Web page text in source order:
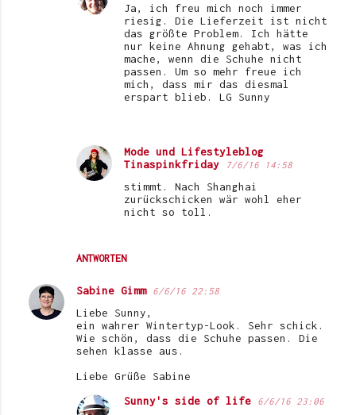
ANTWORTEN
Ja, ich freu mich noch immer
riesig. Die Lieferzeit ist nicht
das größte Problem. Ich hätte
nur keine Ahnung gehabt, was ich
mache, wenn die Schuhe nicht
passen. Um so mehr freue ich
mich, dass mir das diesmal
erspart blieb. LG Sunny
Mode und Lifestyleblog
Tinaspinkfriday
7/6/16 14:58
stimmt. Nach Shanghai
zurückschicken wär wohl eher
nicht so toll.
Sabine Gimm 6/6/16 22:58
Liebe Sunny,
ein wahrer Wintertyp-Look. Sehr schick.
Wie schön, dass die Schuhe passen. Die
sehen klasse aus.
Liebe Grüße Sabine
Sunny's side of life 6/6/16 23:06